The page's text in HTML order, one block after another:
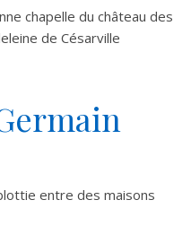
chapelle du château des
de Césarville
entre des maisons